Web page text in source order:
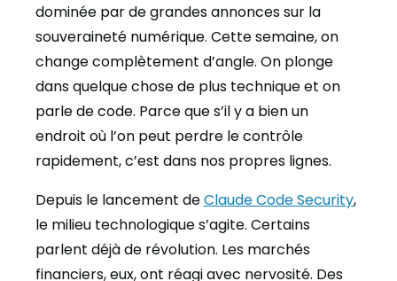
dominée par de grandes annonces sur la
souveraineté numérique. Cette semaine, on
change complètement d’angle. On plonge
dans quelque chose de plus technique et on
parle de code. Parce que s’il y a bien un
endroit où l’on peut perdre le contrôle
rapidement, c’est dans nos propres lignes.
Depuis le lancement deClaude Code Security,
le milieu technologique s’agite. Certains
parlent déjà de révolution. Les marchés
financiers, eux, ont réagi avec nervosité. Des